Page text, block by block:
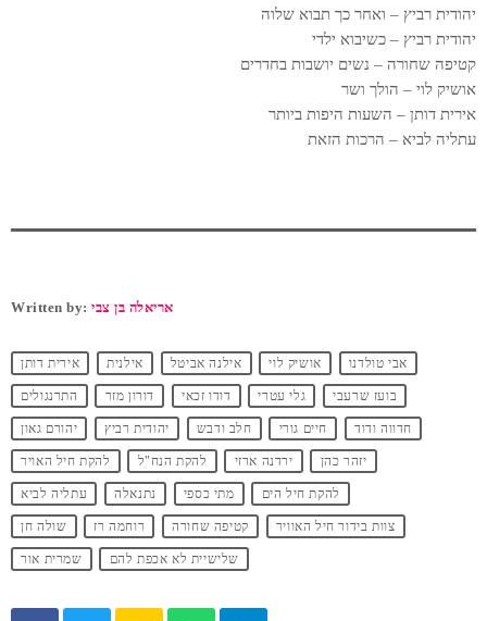
יהודית רביץ – ואחר כך תבוא שלוה
יהודית רביץ – כשיבוא ילדי
קטיפה שחורה – נשים יושבות בחדרים
אושיק לוי – הולך ושר
אירית דותן – השעות היפות ביותר
עתליה לביא – הרכות הזאת
Written by:אריאלה בן צבי
אבי טולדנו אושיק לוי אילנה אביטל אילנית אירית דותן
בועז שרעבי גלי עטרי דודו זכאי דורון מזר התרנגולים
חדווה ודוד חיים גורי חלב ודבש יהודית רביץ יהורם גאון
יזהר כהן ירדנה ארזי להקת הנח"ל להקת חיל האויר
להקת חיל הים מתי כספי נתנאלה עתליה לביא
צוות בידור חיל האוויר קטיפה שחורה רוחמה רז שולה חן
שלישיית לא אכפת להם שמרית אור